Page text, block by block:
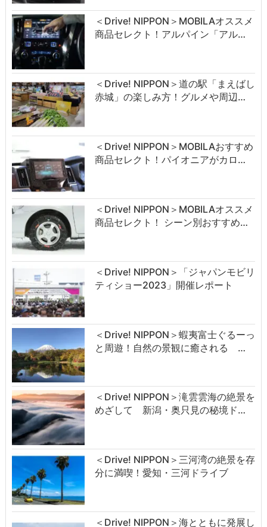
＜Drive! NIPPON＞MOBILAオススメ
商品セレクト！アルパイン「アル…
＜Drive! NIPPON＞道の駅「まえばし
赤城」の楽しみ方！グルメや周辺…
＜Drive! NIPPON＞MOBILAおすすめ
商品セレクト！パイオニアがカロ…
＜Drive! NIPPON＞MOBILAオススメ
商品セレクト！ シーン別おすすめ…
＜Drive! NIPPON＞「ジャパンモビリ
ティショー2023」開催レポート
＜Drive! NIPPON＞蝦夷富士ぐるーっ
と周遊！自然の景観に癒される …
＜Drive! NIPPON＞滝雲雲海の絶景を
めざして 新潟・奥只見の秘境ド…
＜Drive! NIPPON＞三河湾の絶景を存
分に満喫！愛知・三河ドライブ
＜Drive! NIPPON＞海とともに発展し